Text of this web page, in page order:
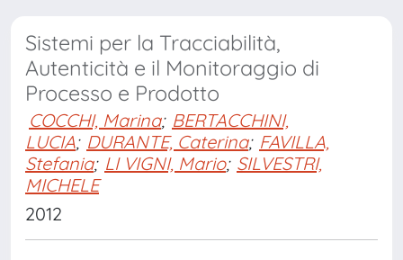
Sistemi per la Tracciabilità,
Autenticità e il Monitoraggio di
Processo e Prodotto
COCCHI, Marina; BERTACCHINI,
LUCIA; DURANTE, Caterina; FAVILLA,
Stefania; LI VIGNI, Mario; SILVESTRI,
MICHELE
2012